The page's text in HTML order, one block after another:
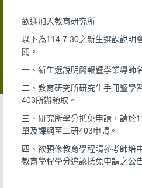
歡迎加入教育研究所
以下為114.7.30之新生選課說明
閱。
一、新生選說明簡報暨學業導師
二、教育研究所研究生手冊暨學
403所辦領取。
三、研究所學分抵免申請，請於
單及課綱至二研403申請。
四、欲預修教育學程請參考師培
教育學程學分追認抵免申請之公